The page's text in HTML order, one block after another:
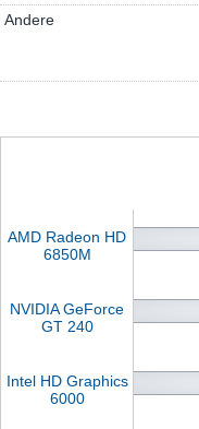
Andere
AMD Radeon HD
6850M
NVIDIA GeForce
GT 240
Intel HD Graphics
6000